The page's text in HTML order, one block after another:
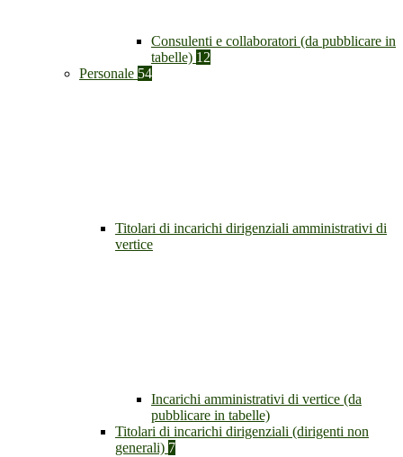
Consulenti e collaboratori (da pubblicare in
tabelle) 12
Personale 54
Titolari di incarichi dirigenziali amministrativi di
vertice
Incarichi amministrativi di vertice (da
pubblicare in tabelle)
Titolari di incarichi dirigenziali (dirigenti non
generali) 7